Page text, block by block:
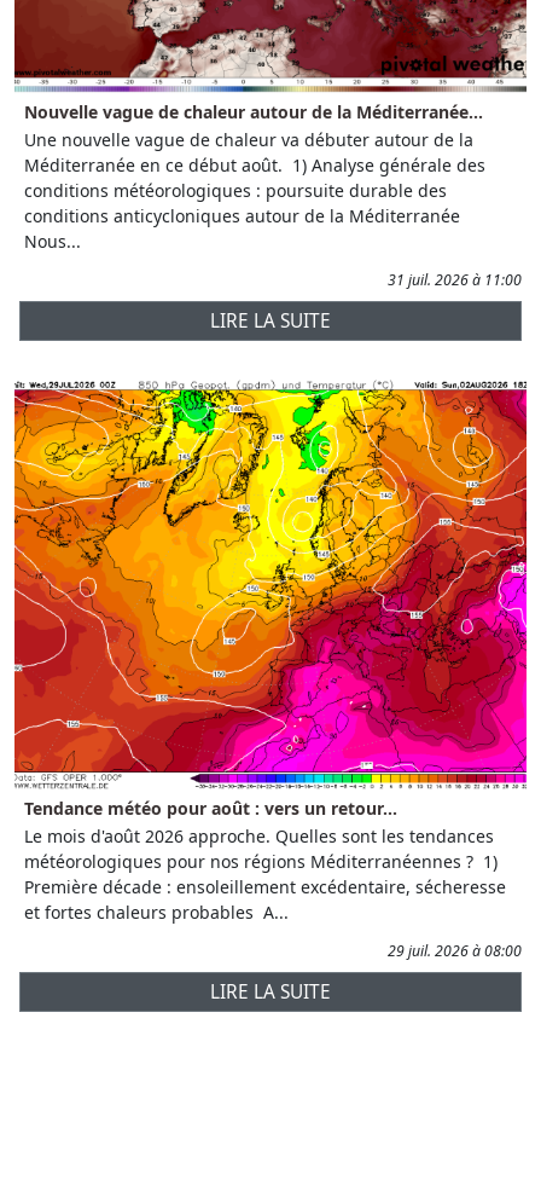
Nouvelle vague de chaleur autour de la Méditerranée...
Une nouvelle vague de chaleur va débuter autour de la
Méditerranée en ce début août. 1) Analyse générale des
conditions météorologiques : poursuite durable des
conditions anticycloniques autour de la Méditerranée
Nous...
31 juil. 2026 à 11:00
LIRE LA SUITE
Tendance météo pour août : vers un retour...
Le mois d'août 2026 approche. Quelles sont les tendances
météorologiques pour nos régions Méditerranéennes ? 1)
Première décade : ensoleillement excédentaire, sécheresse
et fortes chaleurs probables A...
29 juil. 2026 à 08:00
LIRE LA SUITE